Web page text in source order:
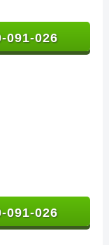
091-026
091-026